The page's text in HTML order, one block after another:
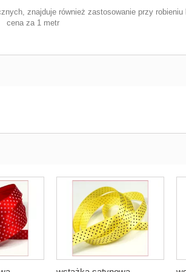
znajduje również zastosowanie przy
cena za 1 metr